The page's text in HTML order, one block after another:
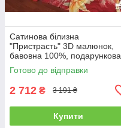
Сатинова білизна
"Пристрасть" 3D малюнок,
бавовна 100%, подарункова
упаковка полуторний
Готово до відправки
2 712 ₴ 3 191 ₴
Купити